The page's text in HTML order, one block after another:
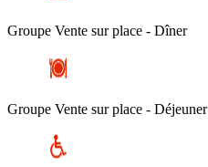
Groupe Vente sur place - Dîner
Groupe Vente sur place - Déjeuner